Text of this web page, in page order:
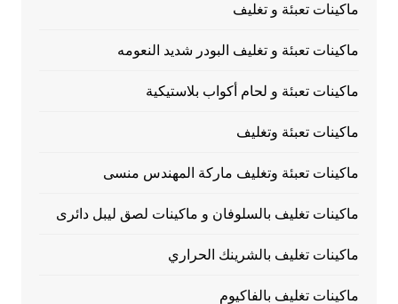
ماكينات تعبئة و تغليف
ماكينات تعبئة و تغليف البودر شديد النعومه
ماكينات تعبئة و لحام أكواب بلاستيكية
ماكينات تعبئة وتغليف
ماكينات تعبئة وتغليف ماركة المهندس منسى
ماكينات تغليف بالسلوفان و ماكينات لصق ليبل دائرى
ماكينات تغليف بالشرينك الحراري
ماكينات تغليف بالفاكيوم